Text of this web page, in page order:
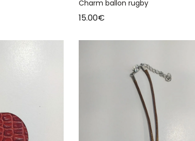
Charm ballon rugby
15.00€